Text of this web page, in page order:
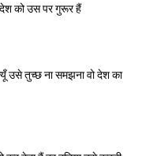
को उस पर गुरूर हैं
उसे तुच्छ ना समझना वो देश का